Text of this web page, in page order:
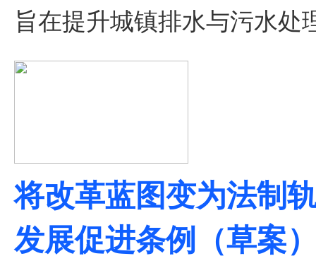
旨在提升城镇排水与污水处
将改革蓝图变为法制
发展促进条例（草案